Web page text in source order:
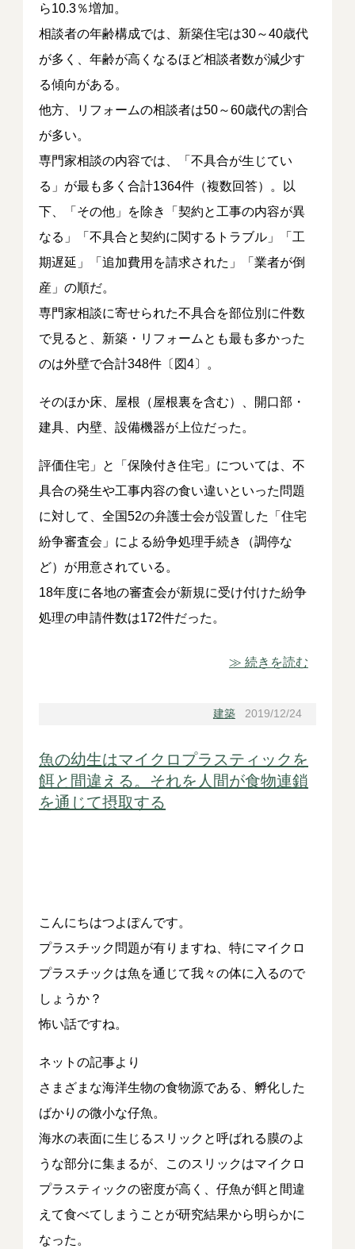
ら10.3％増加。
相談者の年齢構成では、新築住宅は30～40歳代
が多く、年齢が高くなるほど相談者数が減少す
る傾向がある。
他方、リフォームの相談者は50～60歳代の割合
が多い。
専門家相談の内容では、「不具合が生じてい
る」が最も多く合計1364件（複数回答）。以
下、「その他」を除き「契約と工事の内容が異
なる」「不具合と契約に関するトラブル」「工
期遅延」「追加費用を請求された」「業者が倒
産」の順だ。
専門家相談に寄せられた不具合を部位別に件数
で見ると、新築・リフォームとも最も多かった
のは外壁で合計348件〔図4〕。
そのほか床、屋根（屋根裏を含む）、開口部・
建具、内壁、設備機器が上位だった。
評価住宅」と「保険付き住宅」については、不
具合の発生や工事内容の食い違いといった問題
に対して、全国52の弁護士会が設置した「住宅
紛争審査会」による紛争処理手続き（調停な
ど）が用意されている。
18年度に各地の審査会が新規に受け付けた紛争
処理の申請件数は172件だった。
≫ 続きを読む
建築2019/12/24
魚の幼生はマイクロプラスティックを
餌と間違える。それを人間が食物連鎖
を通じて摂取する
こんにちはつよぽんです。
プラスチック問題が有りますね、特にマイクロ
プラスチックは魚を通じて我々の体に入るので
しょうか？
怖い話ですね。
ネットの記事より
さまざまな海洋生物の食物源である、孵化した
ばかりの微小な仔魚。
海水の表面に生じるスリックと呼ばれる膜のよ
うな部分に集まるが、このスリックはマイクロ
プラスティックの密度が高く、仔魚が餌と間違
えて食べてしまうことが研究結果から明らかに
なった。